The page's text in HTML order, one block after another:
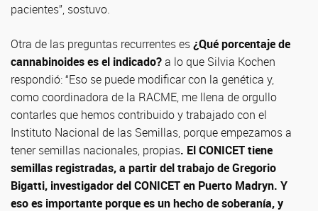
pacientes”, sostuvo.
Otra de las preguntas recurrentes es¿Qué porcentaje de
cannabinoides es el indicado?a lo que Silvia Kochen
respondió: “Eso se puede modificar con la genética y,
como coordinadora de la RACME, me llena de orgullo
contarles que hemos contribuido y trabajado con el
Instituto Nacional de las Semillas, porque empezamos a
tener semillas nacionales, propias. El CONICET tiene
semillas registradas, a partir del trabajo de Gregorio
Bigatti, investigador del CONICET en Puerto Madryn. Y
eso es importante porque es un hecho de soberanía, y